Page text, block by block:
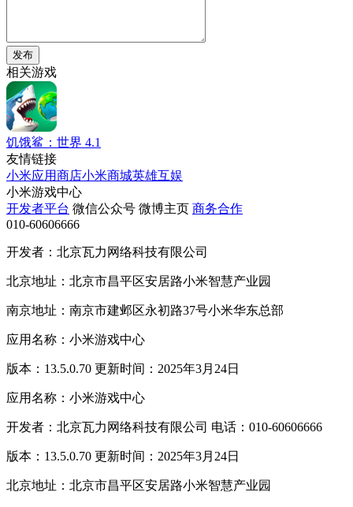
发布
相关游戏
饥饿鲨：世界 4.1
友情链接
小米应用商店小米商城英雄互娱
小米游戏中心
开发者平台 微信公众号 微博主页 商务合作
010-60606666
开发者：北京瓦力网络科技有限公司
北京地址：北京市昌平区安居路小米智慧产业园
南京地址：南京市建邺区永初路37号小米华东总部
应用名称：小米游戏中心
版本：13.5.0.70 更新时间：2025年3月24日
应用名称：小米游戏中心
开发者：北京瓦力网络科技有限公司 电话：010-60606666
版本：13.5.0.70 更新时间：2025年3月24日
北京地址：北京市昌平区安居路小米智慧产业园